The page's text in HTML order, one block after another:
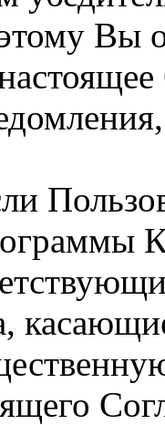
Вы